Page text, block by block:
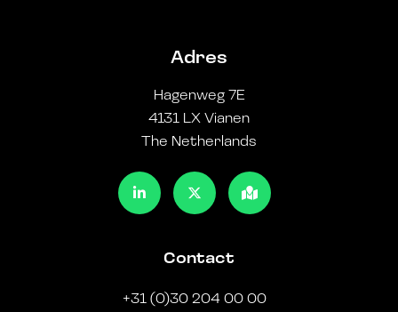
Adres
Hagenweg 7E
4131 LX Vianen
The Netherlands
Contact
+31 (0)30 204 00 00